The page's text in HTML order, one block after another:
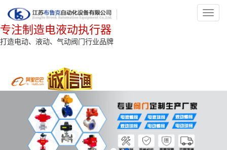
专注制造电液动执行器
打造电动、液动、气动阀门行业品牌